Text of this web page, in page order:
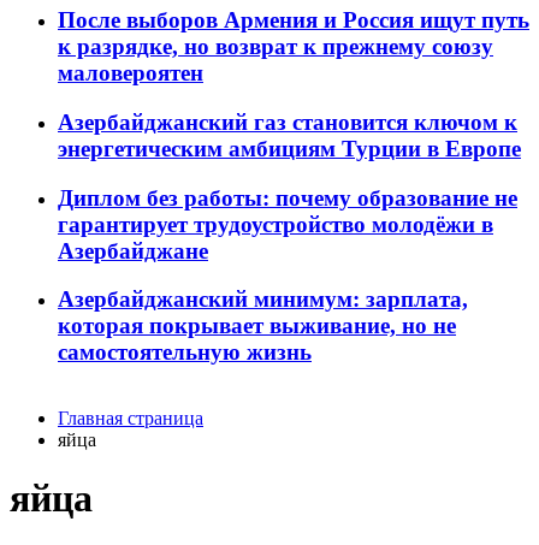
После выборов Армения и Россия ищут путь
к разрядке, но возврат к прежнему союзу
маловероятен
Азербайджанский газ становится ключом к
энергетическим амбициям Турции в Европе
Диплом без работы: почему образование не
гарантирует трудоустройство молодёжи в
Азербайджане
Азербайджанский минимум: зарплата,
которая покрывает выживание, но не
самостоятельную жизнь
Главная страница
яйца
яйца